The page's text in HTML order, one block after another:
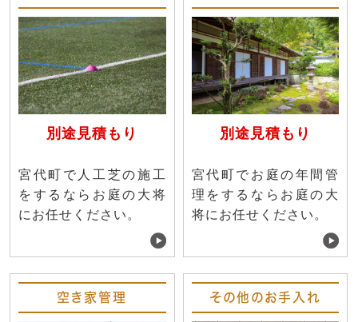
別途見積もり
宮代町で人工芝の施工
をするならお庭の大将
にお任せください。
別途見積もり
宮代町でお庭の年間管
理をするならお庭の大
将にお任せください。
空き家管理 その他のお手入れ